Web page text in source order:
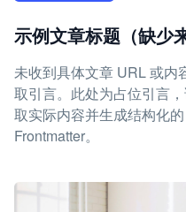
示例文章标题（缺少
未收到具体文章 URL 或内
取引言。此处为占位引言
取实际内容并生成结构化
Frontmatter。